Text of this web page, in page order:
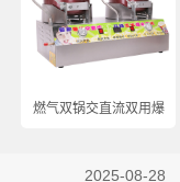
燃气双锅交直流双用爆...
2025-08-28